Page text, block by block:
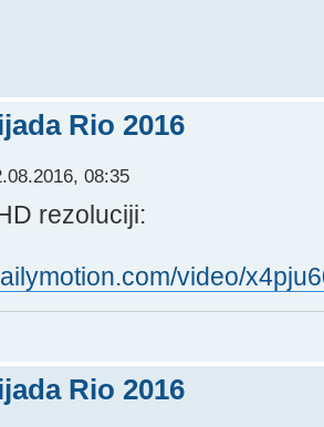
Rio 2016
08:35
rezoluciji:
video/
Rio 2016